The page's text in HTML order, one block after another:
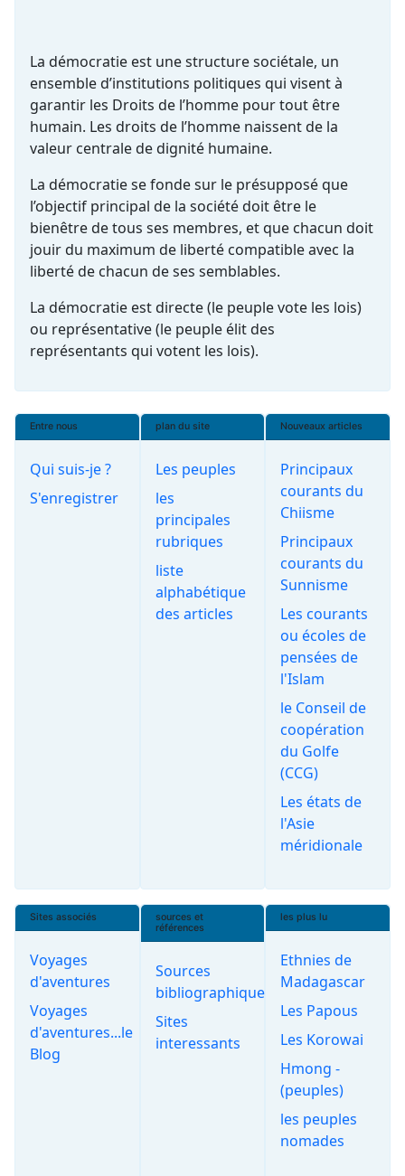
La démocratie est une structure sociétale, un
ensemble d’institutions politiques qui visent à
garantir les Droits de l’homme pour tout être
humain. Les droits de l’homme naissent de la
valeur centrale de dignité humaine.
La démocratie se fonde sur le présupposé que
l’objectif principal de la société doit être le
bienêtre de tous ses membres, et que chacun doit
jouir du maximum de liberté compatible avec la
liberté de chacun de ses semblables.
La démocratie est directe (le peuple vote les lois)
ou représentative (le peuple élit des
représentants qui votent les lois).
Entre nous
Qui suis-je ?
S'enregistrer
plan du site
Les peuples
les
principales
rubriques
liste
alphabétique
des articles
Nouveaux articles
Principaux
courants du
Chiisme
Principaux
courants du
Sunnisme
Les courants
ou écoles de
pensées de
l'Islam
le Conseil de
coopération
du Golfe
(CCG)
Les états de
l'Asie
méridionale
Sites associés
Voyages
d'aventures
Voyages
d'aventures...le
Blog
sources et
références
Sources
bibliographiques
Sites
interessants
les plus lu
Ethnies de
Madagascar
Les Papous
Les Korowai
Hmong -
(peuples)
les peuples
nomades